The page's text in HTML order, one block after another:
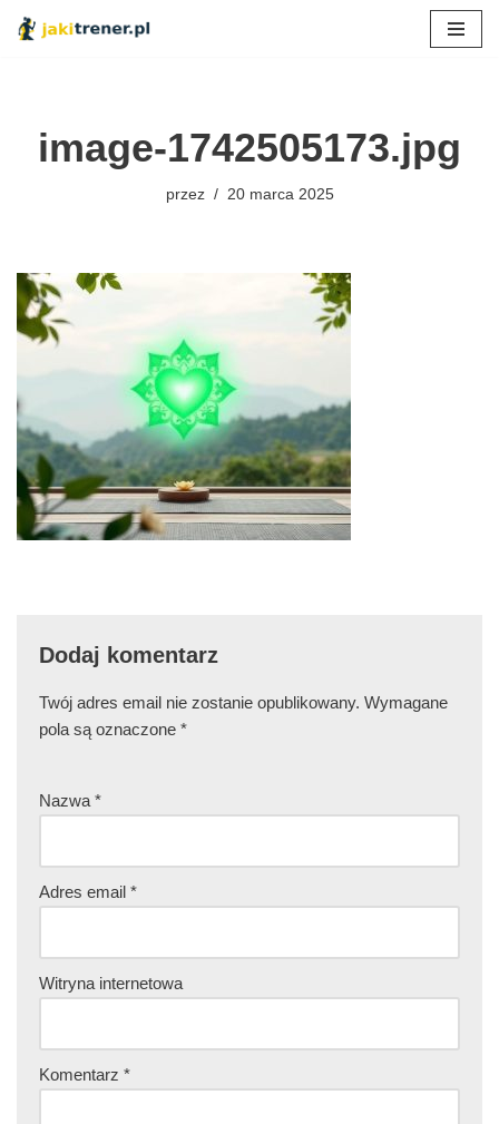
image-1742505173.jpg
przez 20 marca 2025
Dodaj komentarz
Twój adres email nie zostanie opublikowany. Wymagane
pola są oznaczone *
Nazwa *
Adres email *
Witryna internetowa
Komentarz *